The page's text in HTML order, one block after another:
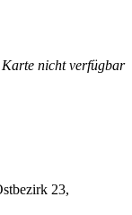
Karte nicht verfügbar
23,